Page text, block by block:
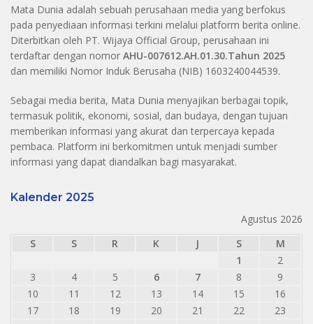
Mata Dunia adalah sebuah perusahaan media yang berfokus
pada penyediaan informasi terkini melalui platform berita online.
Diterbitkan oleh PT. Wijaya Official Group, perusahaan ini
terdaftar dengan nomor AHU-007612.AH.01.30.Tahun 2025
dan memiliki Nomor Induk Berusaha (NIB) 1603240044539.
Sebagai media berita, Mata Dunia menyajikan berbagai topik,
termasuk politik, ekonomi, sosial, dan budaya, dengan tujuan
memberikan informasi yang akurat dan terpercaya kepada
pembaca. Platform ini berkomitmen untuk menjadi sumber
informasi yang dapat diandalkan bagi masyarakat.
Kalender 2025
Agustus 2026
S
S R K J S
M
1
2
3
4 5 6 7 8
9
10
11 12 13 14 15
16
17
18 19 20 21 22
23